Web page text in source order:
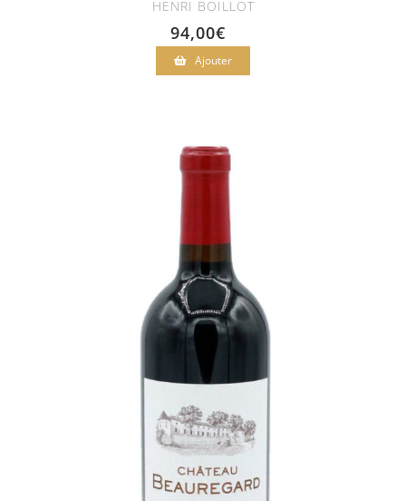
HENRI BOILLOT
94,00€
Ajouter